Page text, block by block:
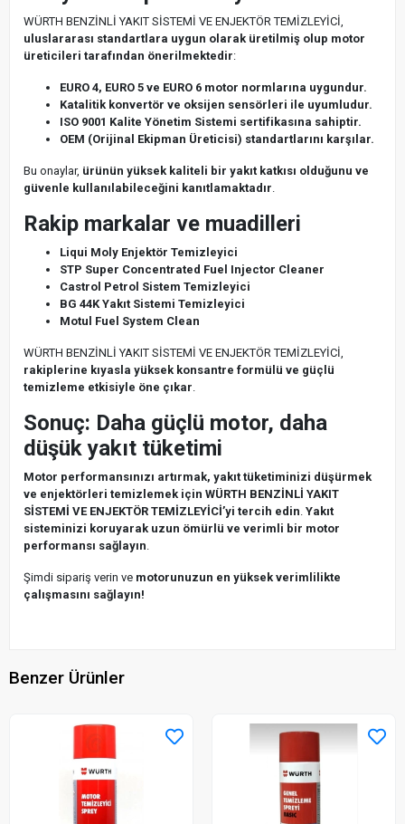
WÜRTH BENZİNLİ YAKIT SİSTEMİ VE ENJEKTÖR TEMİZLEYİCİ,
uluslararası standartlara uygun olarak üretilmiş olup motor
üreticileri tarafından önerilmektedir:
EURO 4, EURO 5 ve EURO 6 motor normlarına uygundur.
Katalitik konvertör ve oksijen sensörleri ile uyumludur.
ISO 9001 Kalite Yönetim Sistemi sertifikasına sahiptir.
OEM (Orijinal Ekipman Üreticisi) standartlarını karşılar.
Bu onaylar, ürünün yüksek kaliteli bir yakıt katkısı olduğunu ve
güvenle kullanılabileceğini kanıtlamaktadır.
Rakip markalar ve muadilleri
Liqui Moly Enjektör Temizleyici
STP Super Concentrated Fuel Injector Cleaner
Castrol Petrol Sistem Temizleyici
BG 44K Yakıt Sistemi Temizleyici
Motul Fuel System Clean
WÜRTH BENZİNLİ YAKIT SİSTEMİ VE ENJEKTÖR TEMİZLEYİCİ,
rakiplerine kıyasla yüksek konsantre formülü ve güçlü
temizleme etkisiyle öne çıkar.
Sonuç: Daha güçlü motor, daha
düşük yakıt tüketimi
Motor performansınızı artırmak, yakıt tüketiminizi düşürmek
ve enjektörleri temizlemek için WÜRTH BENZİNLİ YAKIT
SİSTEMİ VE ENJEKTÖR TEMİZLEYİCİ’yi tercih edin. Yakıt
sisteminizi koruyarak uzun ömürlü ve verimli bir motor
performansı sağlayın.
Şimdi sipariş verin ve motorunuzun en yüksek verimlilikte
çalışmasını sağlayın!
Benzer Ürünler